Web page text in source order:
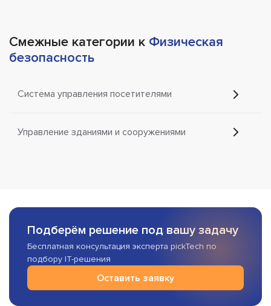
Смежные категории к Физическая
безопасность
Система управления посетителями
Управление зданиями и сооружениями
Подберём решение под вашу задачу
Бесплатная консультация эксперта pickTech по
подбору IT-решения
Оставить заявку